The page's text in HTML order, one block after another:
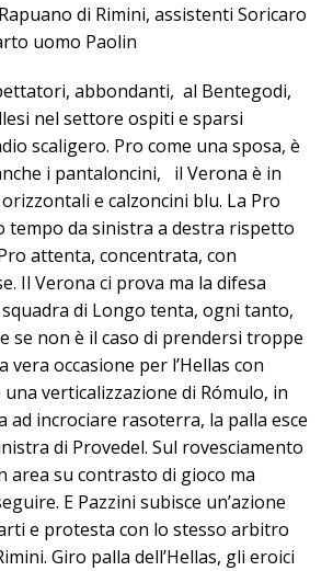
di Rimini, assistenti Soricaro
uomo Paolin
abbondanti, al Bentegodi,
nel settore ospiti e sparsi
scaligero. Pro come una sposa, è
i pantaloncini, il Verona è in
e calzoncini blu. La Pro
tempo da sinistra a destra rispetto
attenta, concentrata, con
Il Verona ci prova ma la difesa
di Longo tenta, ogni tanto,
se non è il caso di prendersi troppe
vera occasione per l’Hellas con
verticalizzazione di Rómulo, in
ad incrociare rasoterra, la palla esce
di Provedel. Sul rovesciamento
area su contrasto di gioco ma
E Pazzini subisce un’azione
e protesta con lo stesso arbitro
Giro palla dell’Hellas, gli eroici